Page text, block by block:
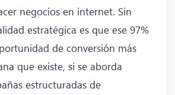
negocios en internet. Sin
estratégica es que ese 97%
de conversión más
que existe, si se aborda
estructuradas de